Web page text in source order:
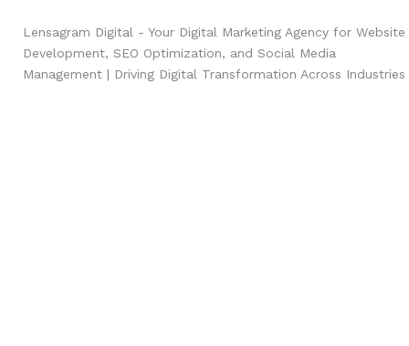
Lensagram Digital - Your Digital Marketing Agency for Website
Development, SEO Optimization, and Social Media
Management | Driving Digital Transformation Across Industries